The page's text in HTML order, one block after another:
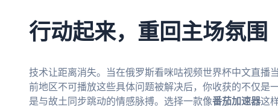
行动起来，重回主场氛围
技术让距离消失。当在俄罗斯看咪咕视频世界杯中文直播
前地区不可播放这些具体问题被解决后，你收获的不仅是
是与故土同步跳动的情感脉搏。选择一款像番茄加速器这